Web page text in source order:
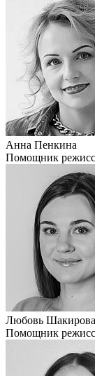
Анна Пенкина
Помощник
Любовь Шакирова
Помощник